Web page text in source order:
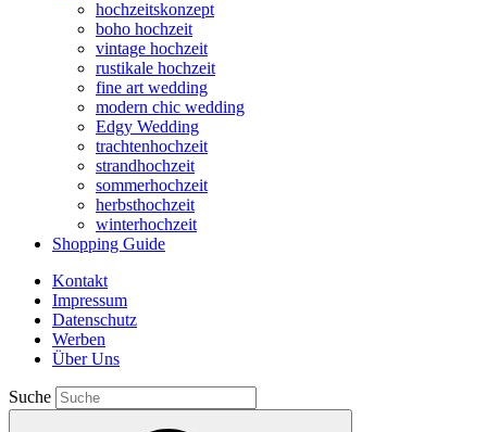
hochzeitskonzept
boho hochzeit
vintage hochzeit
rustikale hochzeit
fine art wedding
modern chic wedding
Edgy Wedding
trachtenhochzeit
strandhochzeit
sommerhochzeit
herbsthochzeit
winterhochzeit
Shopping Guide
Kontakt
Impressum
Datenschutz
Werben
Über Uns
Suche